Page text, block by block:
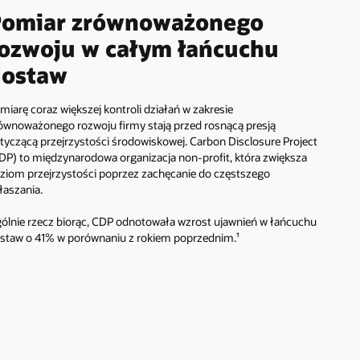
zrównoważonego
w całym łańcuchu
coraz większej kontroli działań w zakresie
rozwoju firmy stają przed rosnącą presją
przejrzystości środowiskowej. Carbon Disclosure Project
to międzynarodowa organizacja non-profit, która zwiększa
przejrzystości poprzez zachęcanie do częstszego
rzecz biorąc, CDP odnotowała wzrost ujawnień w łańcuchu
o 41% w porównaniu z rokiem poprzednim.¹